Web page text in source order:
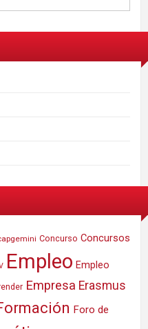
Concurso Concursos
Empleo Empleo
Empresa Erasmus
Foro de